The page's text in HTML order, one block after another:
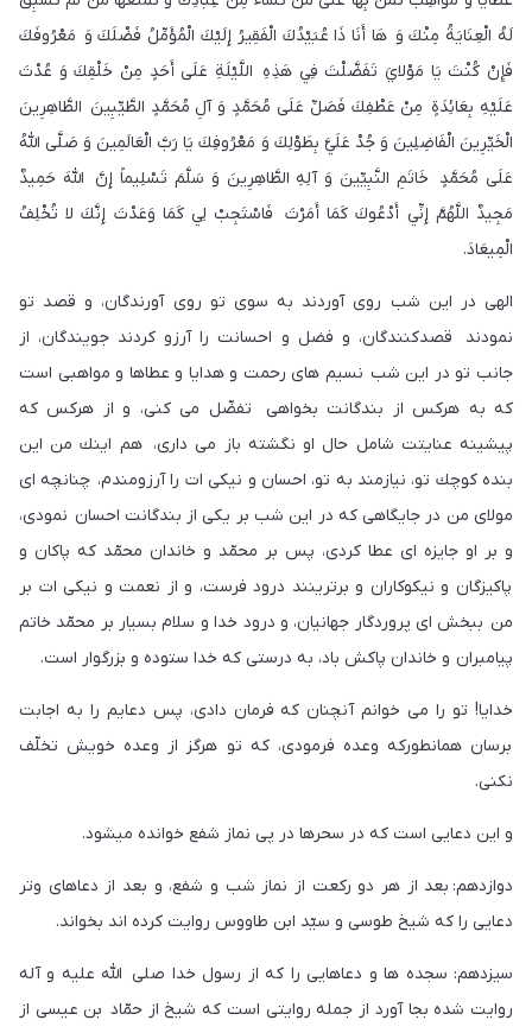
لَهُ الْعِنَايَةُ مِنْكَ وَ هَا أَنَا ذَا عُبَيْدُكَ الْفَقِيرُ إِلَيْكَ الْمُؤَمِّلُ فَضْلَكَ وَ مَعْرُوفَكَ
فَإِنْ كُنْتَ يَا مَوْلايَ تَفَضَّلْتَ فِي هَذِهِ اللَّيْلَةِ عَلَى أَحَدٍ مِنْ خَلْقِكَ وَ عُدْتَ
عَلَيْهِ بِعَائِدَةٍ مِنْ عَطْفِكَ فَصَلِّ عَلَى مُحَمَّدٍ وَ آلِ مُحَمَّدٍ الطَّيِّبِينَ الطَّاهِرِينَ
الْخَيِّرِينَ الْفَاضِلِينَ وَ جُدْ عَلَيَّ بِطَوْلِكَ وَ مَعْرُوفِكَ يَا رَبَّ الْعَالَمِينَ وَ صَلَّى اللَّهُ
عَلَى مُحَمَّدٍ خَاتَمِ النَّبِيِّينَ وَ آلِهِ الطَّاهِرِينَ وَ سَلَّمَ تَسْلِيماً إِنَّ اللَّهَ حَمِيدٌ
مَجِيدٌ اللَّهُمَّ إِنِّي أَدْعُوكَ كَمَا أَمَرْتَ فَاسْتَجِبْ لِي كَمَا وَعَدْتَ إِنَّكَ لا تُخْلِفُ
الْمِيعَادَ.
الهى در اين شب روى آوردند به سوى تو روى آورندگان، و قصد تو
نمودند قصدكنندگان، و فضل و احسانت را آرزو كردند جويندگان، از
جانب تو در اين شب نسيم هاى رحمت و هدايا و عطاها و مواهبى است
كه به هركس از بندگانت بخواهى تفضّل می كنى، و از هركس كه
پيشينه عنايتت شامل حال او نگشته باز مى دارى، هم اينك من اين
بنده كوچك تو، نيازمند به تو، احسان و نيكى ات را آرزومندم، چنانچه اى
مولاى من در جايگاهى كه در اين شب بر يكى از بندگانت احسان نمودى،
و بر او جايزه اى عطا كردى، پس بر محمّد و خاندان محمّد كه پاكان و
پاكيزگان و نيكوكاران و برترينند درود فرست، و از نعمت و نيكى ات بر
من ببخش اى پروردگار جهانيان، و درود خدا و سلام بسيار بر محمّد خاتم
پيامبران و خاندان پاكش باد، به درستى كه خدا ستوده و بزرگوار است.
خدايا! تو را مى خوانم آنچنان كه فرمان دادى، پس دعايم را به اجابت
برسان همانطوركه وعده فرمودى، كه تو هرگز از وعده خويش تخلّف
نكنى.
و اين دعايى است كه در سحرها در پى نماز شفع خوانده میشود.
دوازدهم: بعد از هر دو ركعت از نماز شب و شفع، و بعد از دعاهاى وتر
دعايى را كه شيخ طوسى و سيّد ابن طاووس روايت كرده اند بخواند.
سيزدهم: سجده ها و دعاهايى را كه از رسول خدا صلى اللّه عليه و آله
روايت شده بجا آورد از جمله روايتى است كه شيخ از حمّاد بن عيسى از